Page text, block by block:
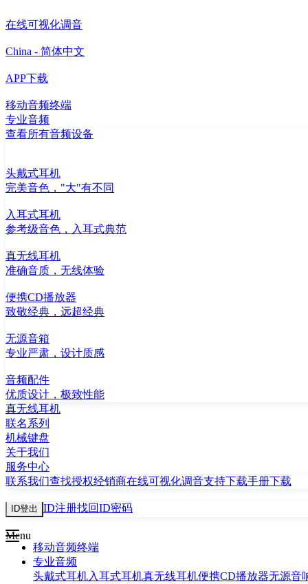
在线可视化调音
China - 简体中文
APP下载
移动音频终端
专业音频
查看所有音频设备
头戴式耳机
完美音色，"大"有不同
入耳式耳机
参考级音色，入耳式典范
真无线耳机
准确音质，无线体验
便携CD播放器
致敬经典，远超经典
无源音箱
专业严肃，设计质感
音频配件
优质设计，极致性能
真无线耳机
联名系列
机械键盘
关于我们
服务中心
联系我们查找授权经销商在线可视化调音支持下载手册下载
ID登出 ID注册找回ID密码
Menu
移动音频终端
专业音频
头戴式耳机入耳式耳机真无线耳机便携CD播放器无源音